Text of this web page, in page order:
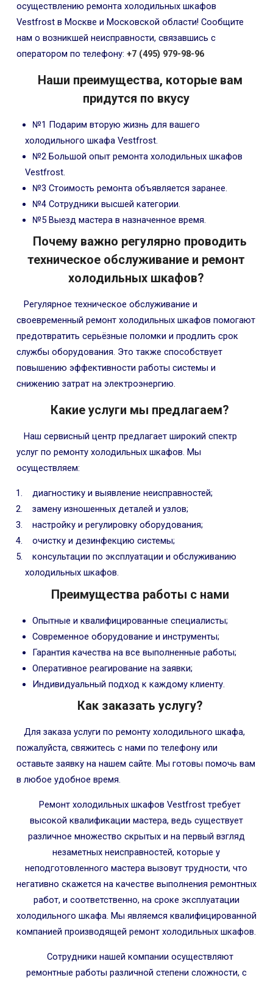
осуществлению ремонта холодильных шкафов
Vestfrost в Москве и Московской области! Сообщите
нам о возникшей неисправности, связавшись с
оператором по телефону: +7 (495) 979-98-96
Наши преимущества, которые вам
придутся по вкусу
№1 Подарим вторую жизнь для вашего
холодильного шкафа Vestfrost.
№2 Большой опыт ремонта холодильных шкафов
Vestfrost.
№3 Стоимость ремонта объявляется заранее.
№4 Сотрудники высшей категории.
№5 Выезд мастера в назначенное время.
Почему важно регулярно проводить
техническое обслуживание и ремонт
холодильных шкафов?
Регулярное техническое обслуживание и
своевременный ремонт холодильных шкафов помогают
предотвратить серьёзные поломки и продлить срок
службы оборудования. Это также способствует
повышению эффективности работы системы и
снижению затрат на электроэнергию.
Какие услуги мы предлагаем?
Наш сервисный центр предлагает широкий спектр
услуг по ремонту холодильных шкафов. Мы
осуществляем:
диагностику и выявление неисправностей;
замену изношенных деталей и узлов;
настройку и регулировку оборудования;
очистку и дезинфекцию системы;
консультации по эксплуатации и обслуживанию
холодильных шкафов.
Преимущества работы с нами
Опытные и квалифицированные специалисты;
Современное оборудование и инструменты;
Гарантия качества на все выполненные работы;
Оперативное реагирование на заявки;
Индивидуальный подход к каждому клиенту.
Как заказать услугу?
Для заказа услуги по ремонту холодильного шкафа,
пожалуйста, свяжитесь с нами по телефону или
оставьте заявку на нашем сайте. Мы готовы помочь вам
в любое удобное время.
Ремонт холодильных шкафов Vestfrost требует
высокой квалификации мастера, ведь существует
различное множество скрытых и на первый взгляд
незаметных неисправностей, которые у
неподготовленного мастера вызовут трудности, что
негативно скажется на качестве выполнения ремонтных
работ, и соответственно, на сроке эксплуатации
холодильного шкафа. Мы являемся квалифицированной
компанией производящей ремонт холодильных шкафов.
Сотрудники нашей компании осуществляют
ремонтные работы различной степени сложности, с